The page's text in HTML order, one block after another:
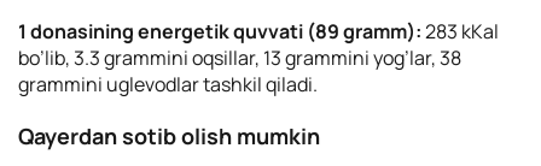
1 donasining energetik quvvati (89 gramm):283 kKal
bo’lib, 3.3 grammini oqsillar, 13 grammini yog’lar, 38
grammini uglevodlar tashkil qiladi.
Qayerdan sotib olish mumkin